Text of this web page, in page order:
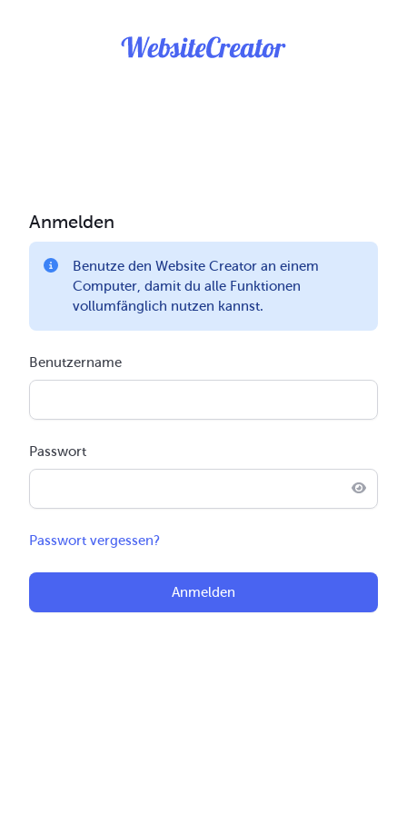
Anmelden
Benutze den Website Creator an einem
Computer, damit du alle Funktionen
vollumfänglich nutzen kannst.
Benutzername
Passwort
Passwort vergessen?
Anmelden